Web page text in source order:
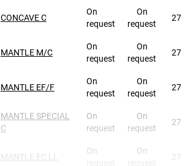
CONCAVE C
On
request
On
request
27
MANTLE M/C
On
request
On
request
27
MANTLE EF/F
On
request
On
request
27
MANTLE SPECIAL
C
On
request
On
request
27
MANTLE EC LL
On
On
27